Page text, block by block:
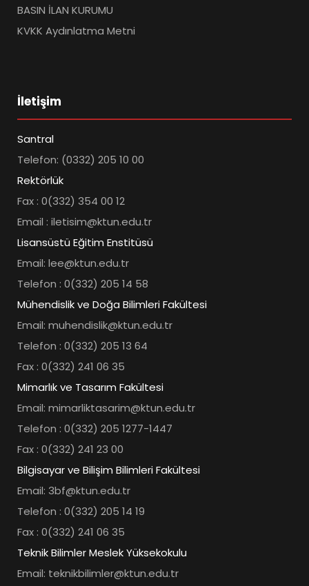
BASIN İLAN KURUMU
KVKK Aydınlatma Metni
İletişim
Santral
Telefon: (0332) 205 10 00
Rektörlük
Fax : 0(332) 354 00 12
Email : iletisim@ktun.edu.tr
Lisansüstü Eğitim Enstitüsü
Email: lee@ktun.edu.tr
Telefon : 0(332) 205 14 58
Mühendislik ve Doğa Bilimleri Fakültesi
Email: muhendislik@ktun.edu.tr
Telefon : 0(332) 205 13 64
Fax : 0(332) 241 06 35
Mimarlık ve Tasarım Fakültesi
Email: mimarliktasarim@ktun.edu.tr
Telefon : 0(332) 205 1277-1447
Fax : 0(332) 241 23 00
Bilgisayar ve Bilişim Bilimleri Fakültesi
Email: 3bf@ktun.edu.tr
Telefon : 0(332) 205 14 19
Fax : 0(332) 241 06 35
Teknik Bilimler Meslek Yüksekokulu
Email: teknikbilimler@ktun.edu.tr